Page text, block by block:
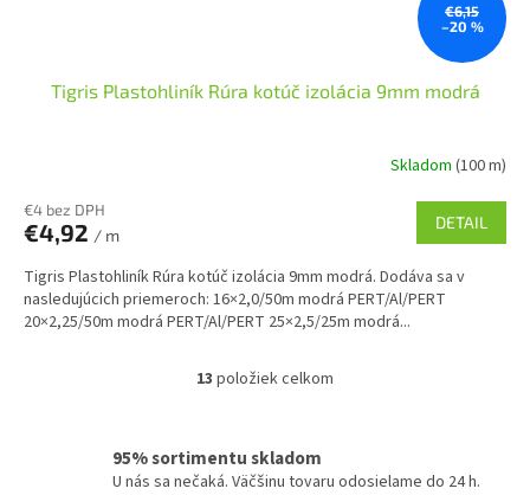
€6,15
–20 %
Tigris Plastohliník Rúra kotúč izolácia 9mm modrá
Skladom (100 m)
€4 bez DPH
€4,92 / m
DETAIL
Tigris Plastohliník Rúra kotúč izolácia 9mm modrá. Dodáva sa v
nasledujúcich priemeroch: 16×2,0/50m modrá PERT/Al/PERT
20×2,25/50m modrá PERT/Al/PERT 25×2,5/25m modrá...
O
á
d
13 položiek celkom
95% sortimentu skladom
U nás sa nečaká. Väčšinu tovaru odosielame do 24 h.